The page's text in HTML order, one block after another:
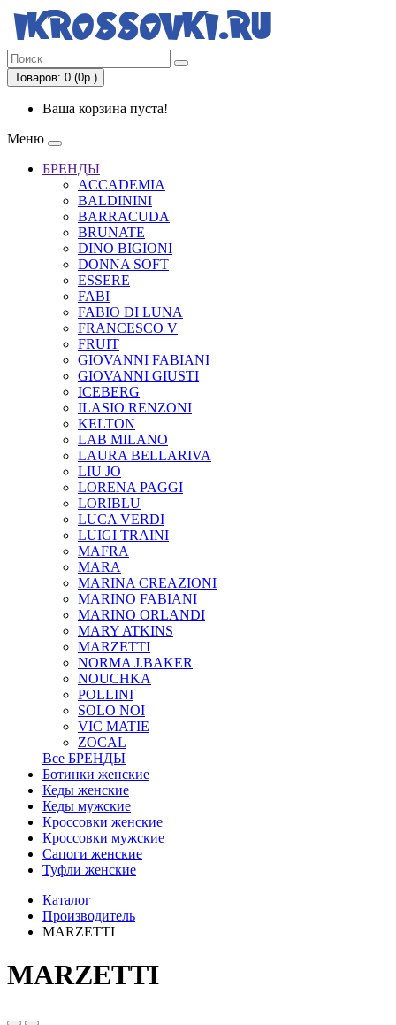
Товаров: 0 (0р.)
Ваша корзина пуста!
Меню
БРЕНДЫ
ACCADEMIA
BALDININI
BARRACUDA
BRUNATE
DINO BIGIONI
DONNA SOFT
ESSERE
FABI
FABIO DI LUNA
FRANCESCO V
FRUIT
GIOVANNI FABIANI
GIOVANNI GIUSTI
ICEBERG
ILASIO RENZONI
KELTON
LAB MILANO
LAURA BELLARIVA
LIU JO
LORENA PAGGI
LORIBLU
LUCA VERDI
LUIGI TRAINI
MAFRA
MARA
MARINA CREAZIONI
MARINO FABIANI
MARINO ORLANDI
MARY ATKINS
MARZETTI
NORMA J.BAKER
NOUCHKA
POLLINI
SOLO NOI
VIC MATIE
ZOCAL
Все БРЕНДЫ
Ботинки женские
Кеды женские
Кеды мужские
Кроссовки женские
Кроссовки мужские
Сапоги женские
Туфли женские
Каталог
Производитель
MARZETTI
MARZETTI